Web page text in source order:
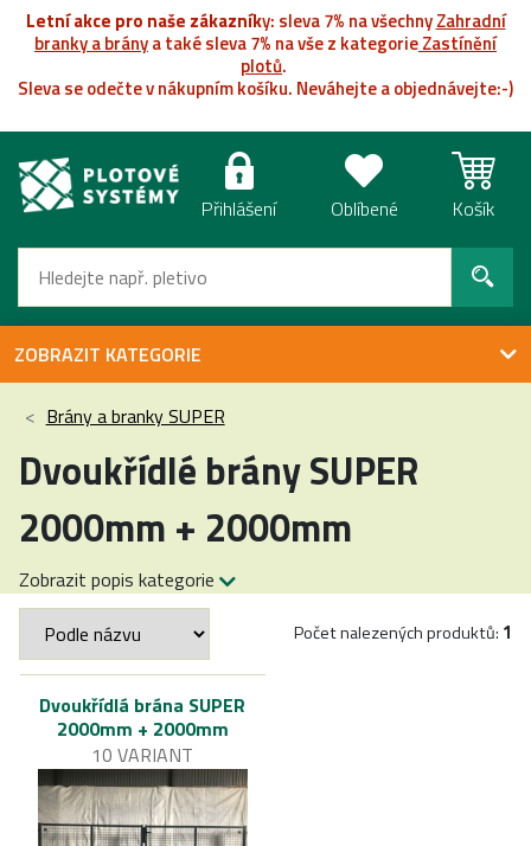
Letní akce pro naše zákazníky: sleva 7% na všechnyZahradní
branky a bránya také sleva 7% na vše z kategorieZastínění
plotů.
Sleva se odečte v nákupním košíku. Neváhejte a objednávejte:-)
Přihlášení Oblíbené Košík
ZOBRAZIT KATEGORIE
Brány a branky SUPER
Dvoukřídlé brány SUPER
2000mm + 2000mm
Zobrazit popis kategorie
Počet nalezených produktů: 1
Dvoukřídlá brána SUPER
2000mm + 2000mm
10 VARIANT